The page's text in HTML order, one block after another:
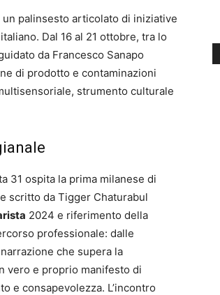
palinsesto articolato di iniziative
Dal 16 al 21 ottobre, tra lo
da Francesco Sanapo
di prodotto e contaminazioni
strumento culturale
31 ospita la prima milanese di
scritto da Tigger Chaturabul
2024 e riferimento della
professionale: dalle
che supera la
vero e proprio manifesto di
e consapevolezza. L’incontro